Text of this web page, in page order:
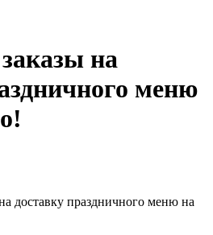
на
меню
доставку праздничного меню на